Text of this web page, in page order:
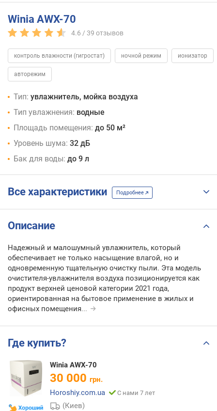
Winia AWX-70
4.6 / 39 отзывов
контроль влажности (гигростат) ночной режим ионизатор
авторежим
Тип: увлажнитель, мойка воздуха
Тип увлажнения: водные
Площадь помещения: до 50 м²
Уровень шума: 32 дБ
Бак для воды: до 9 л
Все характеристики Подробнее
Описание
Надежный и малошумный увлажнитель, который
обеспечивает не только насыщение влагой, но и
одновременную тщательную очистку пыли. Эта модель
очистителя-увлажнителя воздуха позиционируется как
продукт верхней ценовой категории 2021 года,
ориентированная на бытовое применение в жилых и
офисных помещения...
Где купить?
Winia AWX-70
30 000 грн.
Horoshiy.com.ua
С нами 7 лет
(Киев)